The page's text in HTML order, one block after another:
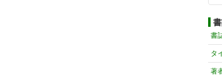
書
タ
著